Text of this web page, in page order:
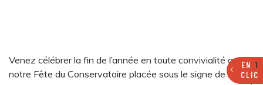
Venez célébrer la fin de l’année en toute convivialité avec
notre Fête du Conservatoire placée sous le signe de la
EN1
CLIC